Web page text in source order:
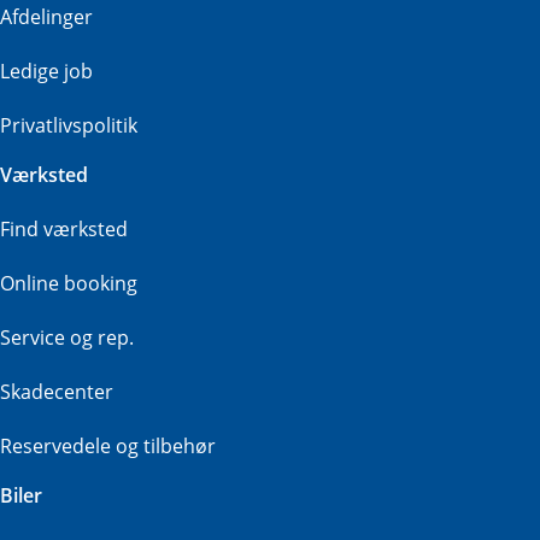
Afdelinger
Ledige job
Privatlivspolitik
Værksted
Find værksted
Online booking
Service og rep.
Skadecenter
Reservedele og tilbehør
Biler